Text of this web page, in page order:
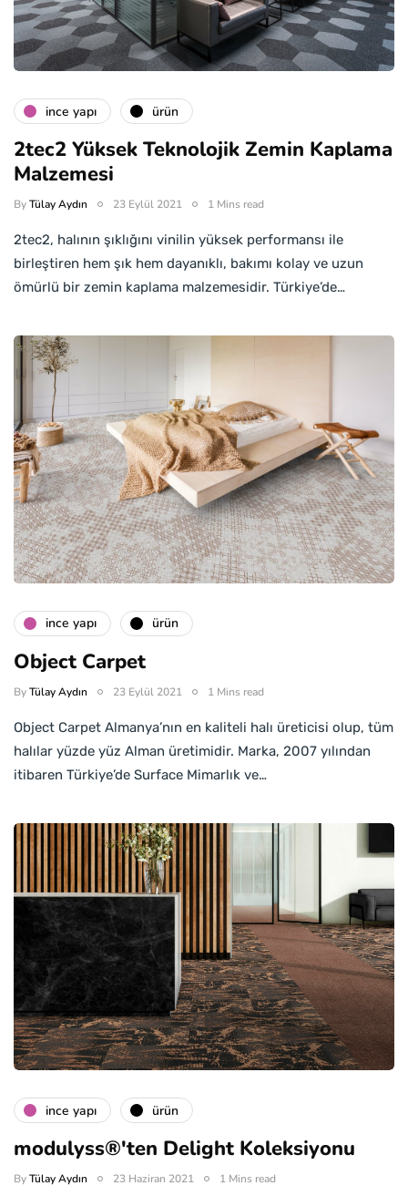
i̇nce yapı ürün
2tec2 Yüksek Teknolojik Zemin Kaplama
Malzemesi
ByTülay Aydın 23 Eylül 2021 1 Mins read
2tec2, halının şıklığını vinilin yüksek performansı ile
birleştiren hem şık hem dayanıklı, bakımı kolay ve uzun
ömürlü bir zemin kaplama malzemesidir. Türkiye’de…
i̇nce yapı ürün
Object Carpet
ByTülay Aydın 23 Eylül 2021 1 Mins read
Object Carpet Almanya’nın en kaliteli halı üreticisi olup, tüm
halılar yüzde yüz Alman üretimidir. Marka, 2007 yılından
itibaren Türkiye’de Surface Mimarlık ve…
i̇nce yapı ürün
modulyss®'ten Delight Koleksiyonu
ByTülay Aydın 23 Haziran 2021 1 Mins read